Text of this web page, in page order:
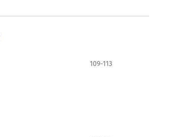
109-113